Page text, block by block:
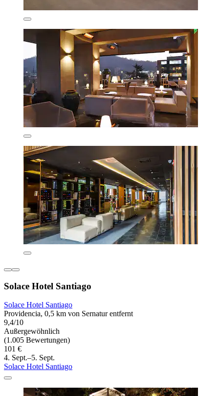
Solace Hotel Santiago
Solace Hotel Santiago
Providencia, 0,5 km von Sernatur entfernt
9,4/10
Außergewöhnlich
(1.005 Bewertungen)
101 €
4. Sept.–5. Sept.
Solace Hotel Santiago